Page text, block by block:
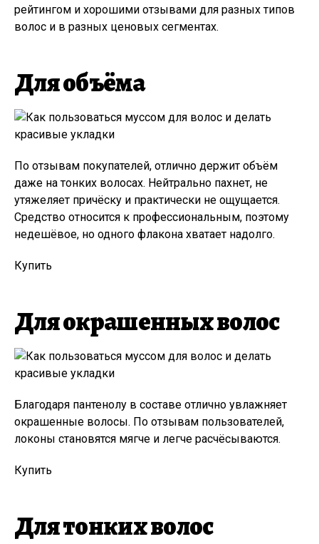
рейтингом и хорошими отзывами для разных типов
волос и в разных ценовых сегментах.
Для объёма
По отзывам покупателей, отлично держит объём
даже на тонких волосах. Нейтрально пахнет, не
утяжеляет причёску и практически не ощущается.
Средство относится к профессиональным, поэтому
недешёвое, но одного флакона хватает надолго.
Купить
Для окрашенных волос
Благодаря пантенолу в составе отлично увлажняет
окрашенные волосы. По отзывам пользователей,
локоны становятся мягче и легче расчёсываются.
Купить
Для тонких волос